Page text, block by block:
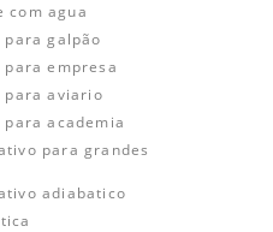
com agua
galpão
empresa
aviario
academia
para grandes
adiabatico